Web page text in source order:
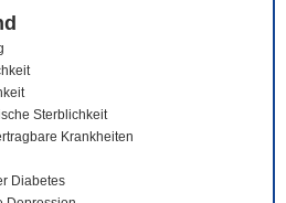
Sterblichkeit
Krankheiten
Diabetes